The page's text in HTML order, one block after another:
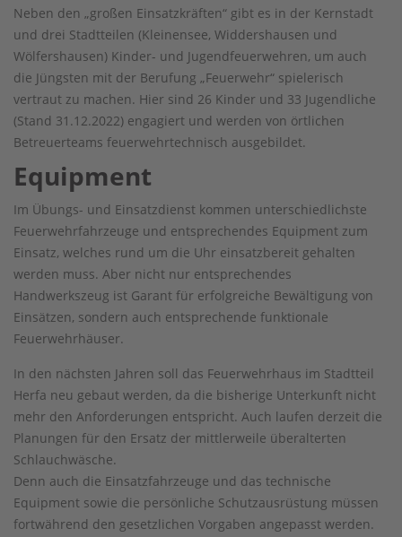
Neben den „großen Einsatzkräften“ gibt es in der Kernstadt
und drei Stadtteilen (Kleinensee, Widdershausen und
Wölfershausen) Kinder- und Jugendfeuerwehren, um auch
die Jüngsten mit der Berufung „Feuerwehr“ spielerisch
vertraut zu machen. Hier sind 26 Kinder und 33 Jugendliche
(Stand 31.12.2022) engagiert und werden von örtlichen
Betreuerteams feuerwehrtechnisch ausgebildet.
Equipment
Im Übungs- und Einsatzdienst kommen unterschiedlichste
Feuerwehrfahrzeuge und entsprechendes Equipment zum
Einsatz, welches rund um die Uhr einsatzbereit gehalten
werden muss. Aber nicht nur entsprechendes
Handwerkszeug ist Garant für erfolgreiche Bewältigung von
Einsätzen, sondern auch entsprechende funktionale
Feuerwehrhäuser.
In den nächsten Jahren soll das Feuerwehrhaus im Stadtteil
Herfa neu gebaut werden, da die bisherige Unterkunft nicht
mehr den Anforderungen entspricht. Auch laufen derzeit die
Planungen für den Ersatz der mittlerweile überalterten
Schlauchwäsche.
Denn auch die Einsatzfahrzeuge und das technische
Equipment sowie die persönliche Schutzausrüstung müssen
fortwährend den gesetzlichen Vorgaben angepasst werden.